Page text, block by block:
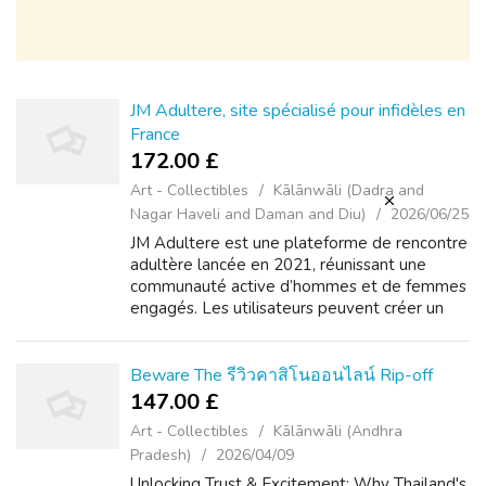
JM Adultere, site spécialisé pour infidèles en
France
172.00 £
Art - Collectibles
Kālānwāli (Dadra and
Nagar Haveli and Daman and Diu)
2026/06/25
JM Adultere est une plateforme de rencontre
adultère lancée en 2021, réunissant une
communauté active d’hommes et de femmes
engagés. Les utilisateurs peuvent créer un
Beware The รีวิวคาสิโนออนไลน์ Rip-off
147.00 £
Art - Collectibles
Kālānwāli (Andhra
Pradesh)
2026/04/09